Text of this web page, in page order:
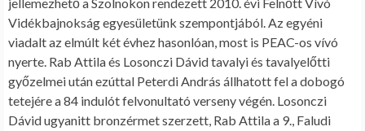
jellemezhető a Szolnokon rendezett 2010. évi Felnőtt Vívó
Vidékbajnokság egyesületünk szempontjából. Az egyéni
viadalt az elmúlt két évhez hasonlóan, most is PEAC-os vívó
nyerte. Rab Attila és Losonczi Dávid tavalyi és tavalyelőtti
győzelmei után ezúttal Peterdi András állhatott fel a dobogó
tetejére a 84 indulót felvonultató verseny végén. Losonczi
Dávid ugyanitt bronzérmet szerzett, Rab Attila a 9., Faludi